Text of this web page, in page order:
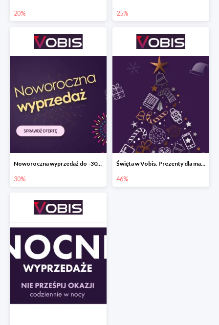
20% 25%
Noworoczna wyprzedaż do -30% w Vobis
30%
Święta w Vobis. Prezenty dla małych i dużych do -46%
46%